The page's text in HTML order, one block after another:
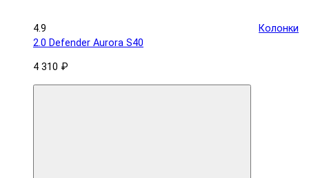
4.9
Колонки
2.0 Defender Aurora S40
4 310 ₽